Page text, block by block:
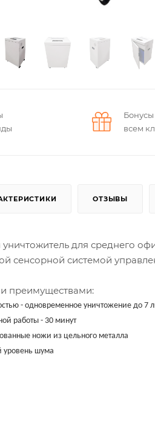
всем
ОТЗЫВЫ
для среднего
сенсорной системой
преимуществами:
- одновременное уничтожение до 7
работы - 30 минут
ножи из цельного металла
уровень шума